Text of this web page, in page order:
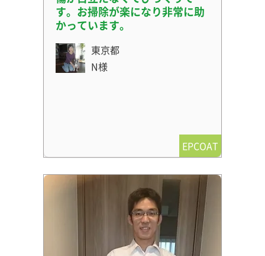
す。お掃除が楽になり非常に助
かっています。
東京都
N様
EPCOAT